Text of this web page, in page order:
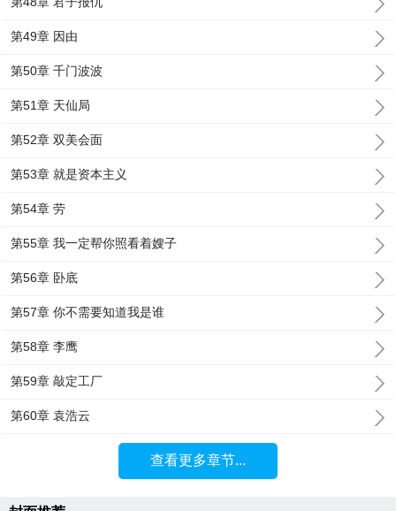
第49章 因由
第50章 千门波波
第51章 天仙局
第52章 双美会面
第53章 就是资本主义
第54章 劳
第55章 我一定帮你照看着嫂子
第56章 卧底
第57章 你不需要知道我是谁
第58章 李鹰
第59章 敲定工厂
第60章 袁浩云
查看更多章节...